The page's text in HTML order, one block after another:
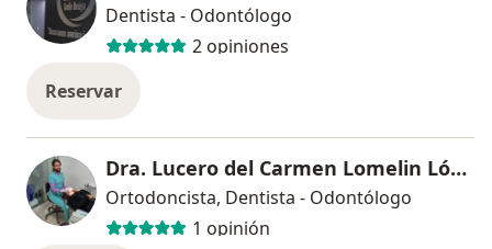
Dentista - Odontólogo
2 opiniones
Reservar
Dra. Lucero del Carmen Lomelin López
Ortodoncista, Dentista - Odontólogo
1 opinión